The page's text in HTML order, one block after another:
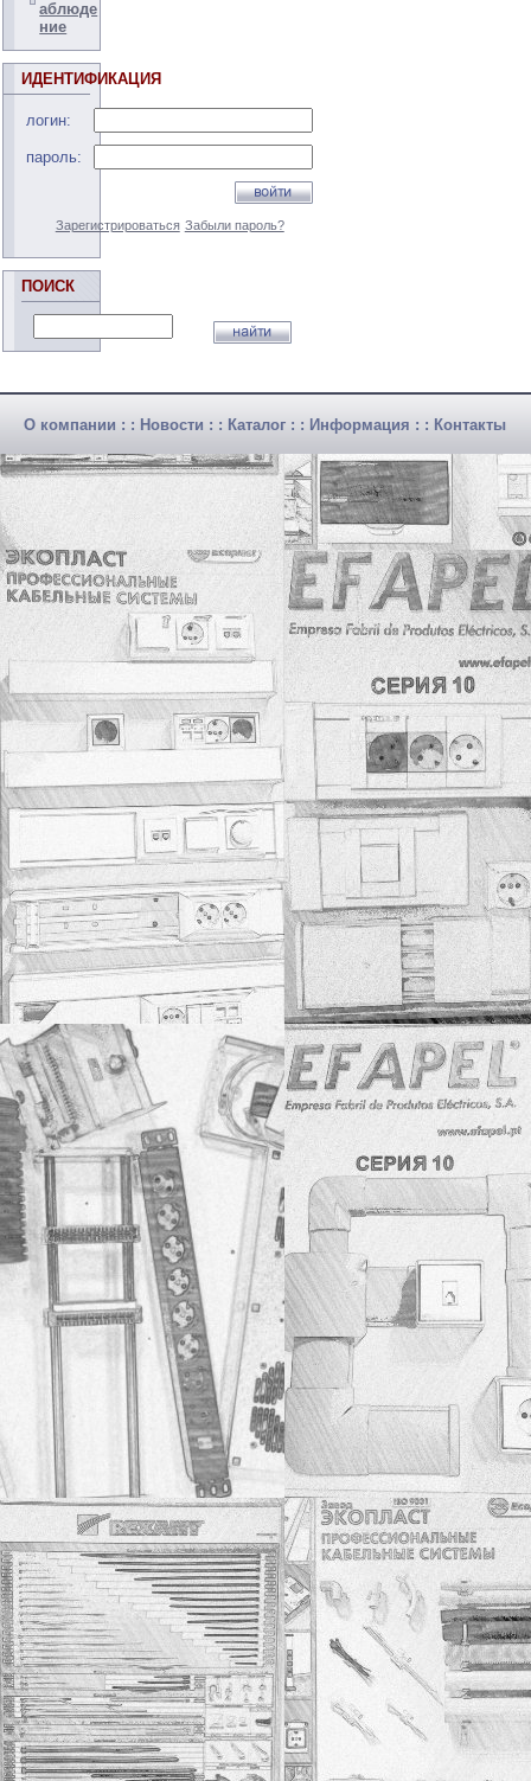
аблюде
ние
ИДЕНТИФИКАЦИЯ
логин:
пароль:
Зарегистрироваться Забыли пароль?
ПОИСК
О компании : : Новости : : Каталог : : Информация : : Контакты